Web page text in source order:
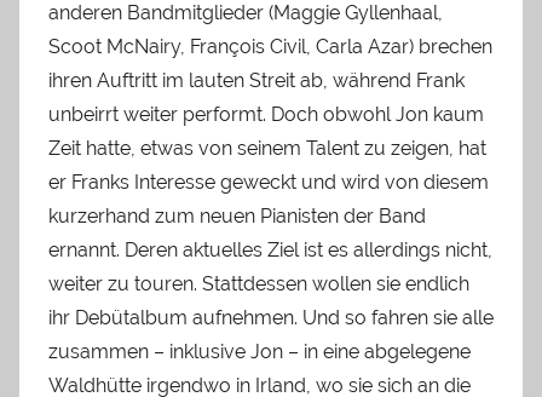
anderen Bandmitglieder (Maggie Gyllenhaal,
Scoot McNairy, François Civil, Carla Azar) brechen
ihren Auftritt im lauten Streit ab, während Frank
unbeirrt weiter performt. Doch obwohl Jon kaum
Zeit hatte, etwas von seinem Talent zu zeigen, hat
er Franks Interesse geweckt und wird von diesem
kurzerhand zum neuen Pianisten der Band
ernannt. Deren aktuelles Ziel ist es allerdings nicht,
weiter zu touren. Stattdessen wollen sie endlich
ihr Debütalbum aufnehmen. Und so fahren sie alle
zusammen – inklusive Jon – in eine abgelegene
Waldhütte irgendwo in Irland, wo sie sich an die